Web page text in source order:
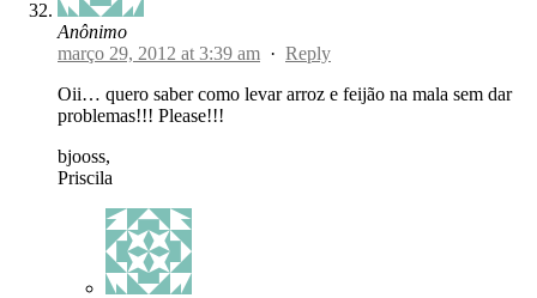
Anônimo
março 29, 2012 at 3:39 am · Reply
Oii… quero saber como levar arroz e feijão na mala sem dar
problemas!!! Please!!!
bjooss,
Priscila